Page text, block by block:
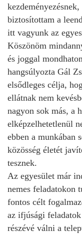
biztosítottam a
itt vagyunk az
Köszönöm
és joggal
hangsúlyozta Gál
elsődleges célja,
ellátnak nem
nagyon sok más, a
elképzelhetetlenül
ebben a munkában
közösség életét
tesznek.
Az egyesület már
nemes feladatokon
fontos célt
az ifjúsági
részévé válni a